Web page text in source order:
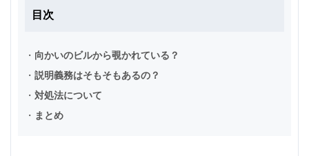
目次
・ 向かいのビルから覗かれている？
・ 説明義務はそもそもあるの？
・ 対処法について
・ まとめ